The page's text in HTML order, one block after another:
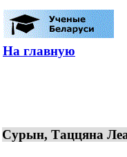
На главную
Сурын, Таццяна